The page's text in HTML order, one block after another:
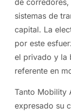
de
sistemas de
capital. La
por este
el privado y la
referente en
Tanto Mobility
expresado su